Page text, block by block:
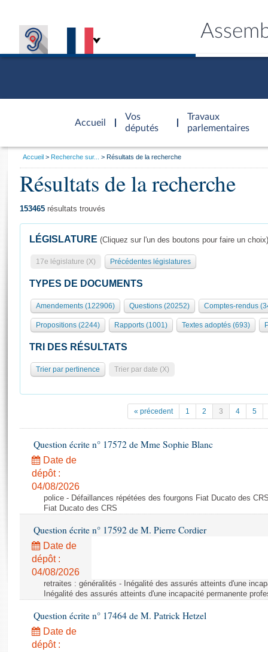
Accueil
d'accueil
Vos
députés
Travaux
parlementaires
Présidence
577 députés
Groupes politiques
Séance publique
Commissions et autres organes
Europe et International
Pétitions
Projets de loi
Propositions de loi
Amendements
Textes adoptés
Rapports législatifs
Rapports sur l'application des lois
Baromètre de l’application des lois
Dossiers législatifs
Budget et sécurité sociale
Questions écrites et orales
Général
Rôle et pouvoirs de l'Assemblée
Organisation de l'Assemblée
Présidence Conférence des Présidents Bureau Collège des
Statistiques et chiffres clés
Documents de référence
( Constitution | Règlement de l'Assemblée ... )
Histoire
Juniors
Anciennes législatures
Visiter l'Assemblée
Visite virtuelle du palais Bourbon
Assister à une séance
Contacts et plan d'accès
Photos libres de droit
Vous
Accueil Recherche sur... Résultats de la recherche
Résultats de la recherche
153465 résultats trouvés
LÉGISLATURE (Cliquez sur l'un des boutons pour faire un choix)
17e législature (X) Précédentes législatures
TYPES DE DOCUMENTS
Amendements (122906) Questions (20252) Comptes-rendus
Propositions (2244) Rapports (1001) Textes adoptés (693)
TRI DES RÉSULTATS
Trier par pertinence Trier par date (X)
« précedent 1 2 3 4 5
Question écrite n° 17572 de Mme Sophie Blanc
Date de
dépôt :
04/08/2026
police - Défaillances répétées des fourgons Fiat Ducato des
Fiat Ducato des CRS
Question écrite n° 17592 de M. Pierre Cordier
Date de
dépôt :
04/08/2026
retraites : généralités - Inégalité des assurés atteints d'une
Inégalité des assurés atteints d'une incapacité permanente
Question écrite n° 17464 de M. Patrick Hetzel
Date de
dépôt :